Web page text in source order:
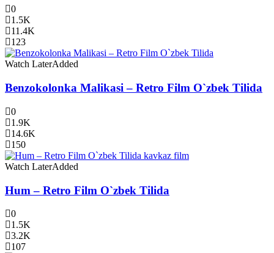
0
1.5K
11.4K
123
Watch LaterAdded
Benzokolonka Malikasi – Retro Film O`zbek Tilida
0
1.9K
14.6K
150
Watch LaterAdded
Hum – Retro Film O`zbek Tilida
0
1.5K
3.2K
107